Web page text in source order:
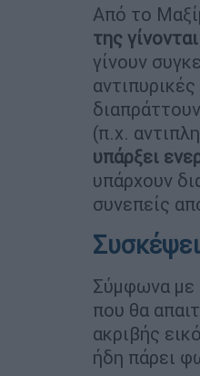
Από το
της
γίνουν
(π.χ.
υπάρξει
υπάρχουν
συνεπείς
Σύμφωνα με
που θα
ακριβής
ήδη πάρει